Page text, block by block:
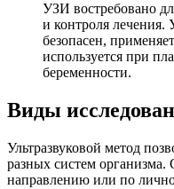
УЗИ востребовано
и контроля лечения.
безопасен,
используется при
беременности.
Виды
Ультразвуковой метод
разных систем
направлению или по